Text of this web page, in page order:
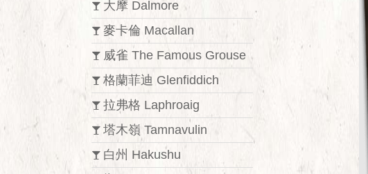
大摩 Dalmore
麥卡倫 Macallan
威雀 The Famous Grouse
格蘭菲迪 Glenfiddich
拉弗格 Laphroaig
塔木嶺 Tamnavulin
白州 Hakushu